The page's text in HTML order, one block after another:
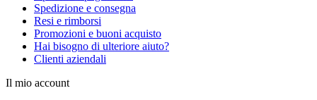
Spedizione e consegna
Resi e rimborsi
Promozioni e buoni acquisto
Hai bisogno di ulteriore aiuto?
Clienti aziendali
Il mio account